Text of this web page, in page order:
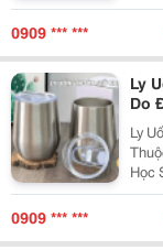
0909 *** ***
Ly
Do
Ly
Học
Để
0909 *** ***